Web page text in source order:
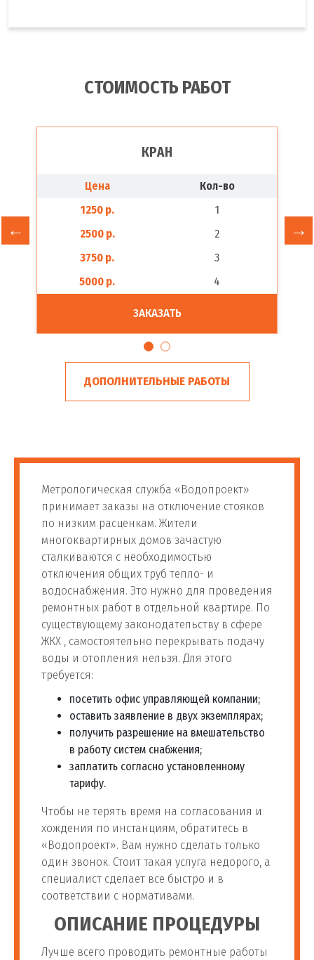
СТОИМОСТЬ РАБОТ
КРАН
Цена
1250 р.
2500 р.
3750 р.
5000 р.
Кол-во
1
2
3
4
ЗАКАЗАТЬ
ДОПОЛНИТЕЛЬНЫЕ РАБОТЫ
Метрологическая служба «Водопроект»
принимает заказы на отключение стояков
по низким расценкам. Жители
многоквартирных домов зачастую
сталкиваются с необходимостью
отключения общих труб тепло- и
водоснабжения. Это нужно для проведения
ремонтных работ в отдельной квартире. По
существующему законодательству в сфере
ЖКХ , самостоятельно перекрывать подачу
воды и отопления нельзя. Для этого
требуется:
посетить офис управляющей компании;
оставить заявление в двух экземплярах;
получить разрешение на вмешательство
в работу систем снабжения;
заплатить согласно установленному
тарифу.
Чтобы не терять время на согласования и
хождения по инстанциям, обратитесь в
«Водопроект». Вам нужно сделать только
один звонок. Стоит такая услуга недорого, а
специалист сделает все быстро и в
соответствии с нормативами.
ОПИСАНИЕ ПРОЦЕДУРЫ
Лучше всего проводить ремонтные работы